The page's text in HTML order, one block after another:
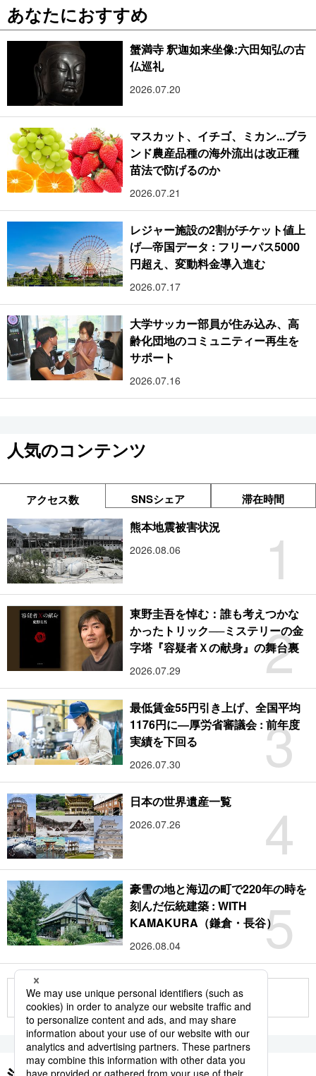
あなたにおすすめ
蟹満寺 釈迦如来坐像:六田知弘の古
仏巡礼
2026.07.20
マスカット、イチゴ、ミカン...ブラ
ンド農産品種の海外流出は改正種
苗法で防げるのか
2026.07.21
レジャー施設の2割がチケット値上
げ―帝国データ : フリーパス5000
円超え、変動料金導入進む
2026.07.17
大学サッカー部員が住み込み、高
齢化団地のコミュニティー再生を
サポート
2026.07.16
人気のコンテンツ
アクセス数 SNSシェア 滞在時間
1
熊本地震被害状況
2026.08.06
2
東野圭吾を悼む：誰も考えつかな
かったトリック──ミステリーの金
字塔『容疑者Ｘの献身』の舞台裏
2026.07.29
3
最低賃金55円引き上げ、全国平均
1176円に―厚労省審議会 : 前年度
実績を下回る
2026.07.30
4
日本の世界遺産一覧
2026.07.26
5
豪雪の地と海辺の町で220年の時を
刻んだ伝統建築 : WITH
KAMAKURA（鎌倉・長谷）
2026.08.04
もっと見る